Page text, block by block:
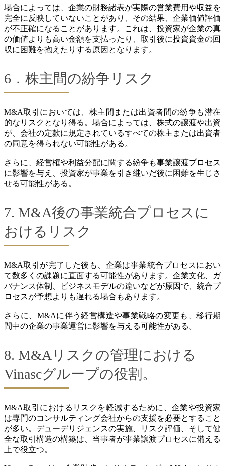
場合によっては、企業の財務諸表が実際の営業費用や収益を
完全に反映していないことがあり、その結果、企業価値評価
が不正確になることがあります。これは、投資家が企業の真
の価値よりも高い金額を支払ったり、取引後に投資資金の回
収に困難を抱えたりする原因となります。
6．株主間の紛争リスク
M&A取引においては、株主間または出資者間の紛争も潜在
的なリスクとなり得る。場合によっては、株式の譲渡や出資
が、会社の定款に規定されているすべての株主または出資者
の同意を得られない可能性がある。
さらに、経営権や利益分配に関する紛争も事業譲渡プロセス
に影響を与え、投資家が事業を引き継いだ後に困難を生じさ
せる可能性がある。
7. M&A後の事業統合プロセスに
おけるリスク
M&A取引が完了した後も、企業は事業統合プロセスにおい
て数多くの課題に直面する可能性があります。企業文化、ガ
バナンス体制、ビジネスモデルの違いなどが原因で、統合プ
ロセスが予想よりも遅れる場合もあります。
さらに、M&Aに伴う経営構造や事業戦略の変更も、移行期
間中の企業の事業運営に影響を与える可能性がある。
8. M&Aリスクの管理における
Vinascグループの役割。
M&A取引におけるリスクを軽減するために、企業や投資家
は専門のコンサルティング会社からの支援を必要とすること
が多い。デューデリジェンスの実施、リスク評価、そして健
全な取引構造の構築は、当事者が事業譲渡プロセスに備える
上で役立つ。